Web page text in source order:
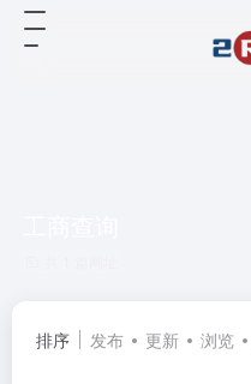
排序 发布 更新 浏览